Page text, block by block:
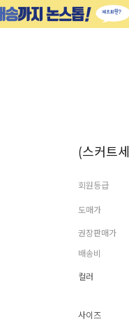
(스커트
회원등급
도매가
권장판매가
배송비
컬러
사이즈